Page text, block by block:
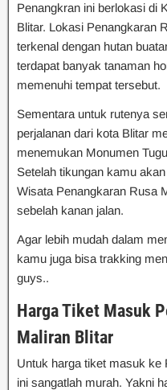
Penangkran ini berlokasi di
Blitar. Lokasi Penangkaran
terkenal dengan hutan
terdapat banyak tanaman
memenuhi tempat tersebut.
Sementara untuk rutenya
perjalanan dari kota Blitar
menemukan Monumen
Setelah tikungan kamu
Wisata Penangkaran Rusa
sebelah kanan jalan.
Agar lebih mudah dalam
kamu juga bisa trakking
guys..
Harga Tiket Masuk
Maliran Blitar
Untuk harga tiket masuk ke
ini sangatlah murah. Yakni